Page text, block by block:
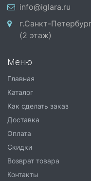
info@iglara.ru
г.Санкт-
(2 этаж)
Меню
Главная
Каталог
Как сделать заказ
Доставка
Оплата
Скидки
Возврат товара
Контакты